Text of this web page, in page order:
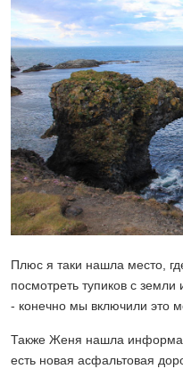
Плюс я таки нашла место,
посмотреть тупиков с
- конечно мы включили это
Также Женя нашла
есть новая асфальтовая